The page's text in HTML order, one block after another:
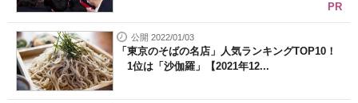
PR
公開 2022/01/03
「東京のそばの名店」人気ランキングTOP10！
1位は「沙伽羅」【2021年12...